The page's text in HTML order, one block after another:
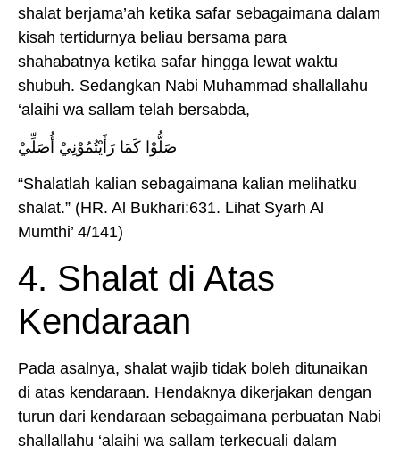
shalat berjama’ah ketika safar sebagaimana dalam
kisah tertidurnya beliau bersama para
shahabatnya ketika safar hingga lewat waktu
shubuh. Sedangkan Nabi Muhammad shallallahu
‘alaihi wa sallam telah bersabda,
صَلُّوْا كَمَا رَأَيْتُمُوْنِيْ أُصَلِّيْ
“Shalatlah kalian sebagaimana kalian melihatku
shalat.” (HR. Al Bukhari:631. Lihat Syarh Al
Mumthi’ 4/141)
4. Shalat di Atas
Kendaraan
Pada asalnya, shalat wajib tidak boleh ditunaikan
di atas kendaraan. Hendaknya dikerjakan dengan
turun dari kendaraan sebagaimana perbuatan Nabi
shallallahu ‘alaihi wa sallam terkecuali dalam